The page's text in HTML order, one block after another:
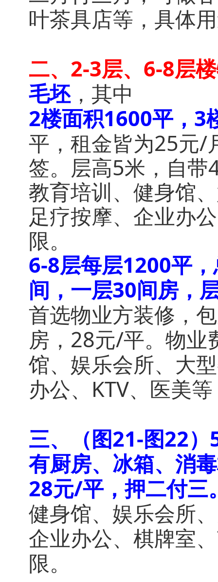
叶茶具店等，具体
二、2-3层、6-8层
毛坯，其中
2楼面积1600平，3
平，租金皆为25元/
签。层高5米，自
教育培训、健身馆
足疗按摩、企业办
限。
6-8层每层1200平
间，一层30间房，
首选物业方装修，
房，28元/平。物业
馆、娱乐会所、大
办公、KTV、医美
三、（图21-图22
有厨房、冰箱、消
28元/平，押二付三
健身馆、娱乐会所
企业办公、棋牌室
限。